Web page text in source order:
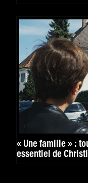
« Une famille » :
essentiel de